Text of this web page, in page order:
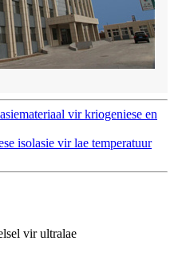
vir kriogeniese en
isolasie vir lae temperatuur